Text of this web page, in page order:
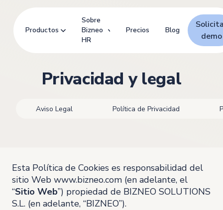
Productos
Sobre
Bizneo
HR
Precios Blog
demo
Privacidad y legal
Aviso Legal Política de Privacidad
Esta Política de Cookies es responsabilidad del
sitio Web www.bizneo.com (en adelante, el
“Sitio Web”) propiedad de BIZNEO SOLUTIONS
S.L. (en adelante, “BIZNEO”).